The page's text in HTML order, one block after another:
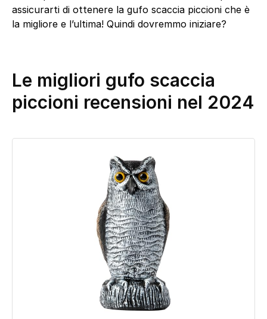
assicurarti di ottenere la gufo scaccia piccioni che è
la migliore e l’ultima! Quindi dovremmo iniziare?
Le migliori gufo scaccia
piccioni recensioni nel 2024